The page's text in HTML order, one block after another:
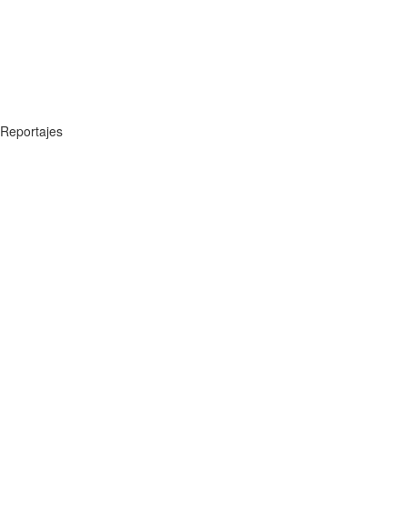
Reportajes